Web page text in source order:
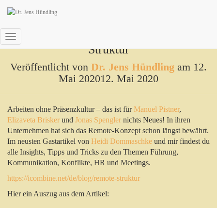
Navigation
Struktur
Veröffentlicht von Dr. Jens Hündling am 12.
Mai 202012. Mai 2020
Arbeiten ohne Präsenzkultur – das ist fürManuel Pistner,
Elizaveta Brisker und Jonas Spengler nichts Neues! In ihren
Unternehmen hat sich das Remote-Konzept schon längst bewährt.
Im neusten Gastartikel von Heidi Dommaschke und mir findest du
alle Insights, Tipps und Tricks zu den Themen Führung,
Kommunikation, Konflikte, HR und Meetings.
https://icombine.net/de/blog/remote-struktur
Hier ein Auszug aus dem Artikel: